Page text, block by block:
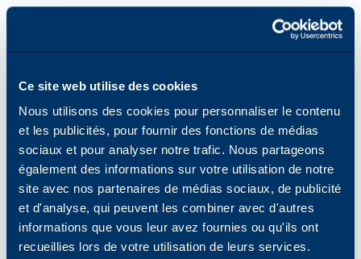
Ce site web utilise des cookies
Nous utilisons des cookies pour personnaliser le contenu
et les publicités, pour fournir des fonctions de médias
sociaux et pour analyser notre trafic. Nous partageons
également des informations sur votre utilisation de notre
site avec nos partenaires de médias sociaux, de publicité
et d'analyse, qui peuvent les combiner avec d'autres
informations que vous leur avez fournies ou qu'ils ont
recueillies lors de votre utilisation de leurs services.